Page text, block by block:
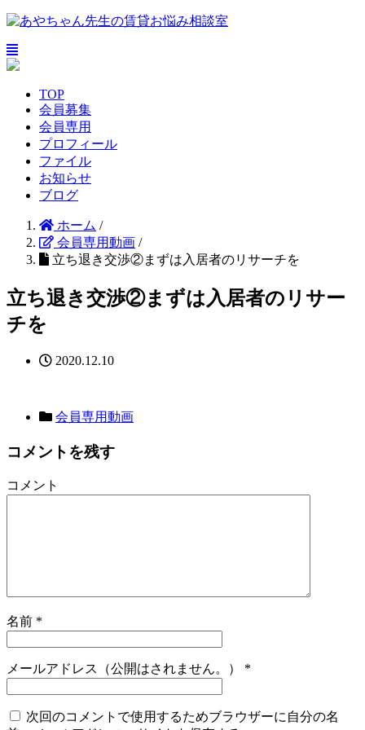
TOP
会員募集
会員専用
プロフィール
ファイル
お知らせ
ブログ
ホーム /
会員専用動画 /
立ち退き交渉②まずは入居者のリサーチを
立ち退き交渉②まずは入居者のリサー
チを
2020.12.10
会員専用動画
コメントを残す
コメント
名前 *
メールアドレス（公開はされません。） *
次回のコメントで使用するためブラウザーに自分の名